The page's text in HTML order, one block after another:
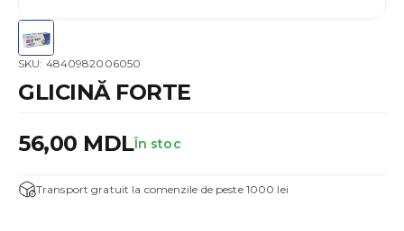
SKU: 4840982006050
GLICINĂ FORTE
56,00 MDLÎn stoc
Transport gratuit la comenzile de peste 1000 lei